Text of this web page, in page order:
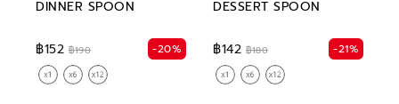
DINNER SPOON
฿152 ฿190 -20%
DESSERT SPOON
฿142 ฿180 -21%